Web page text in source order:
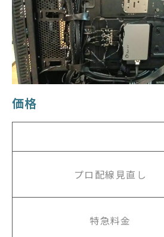
価格
プロ配線見直し
特急料金